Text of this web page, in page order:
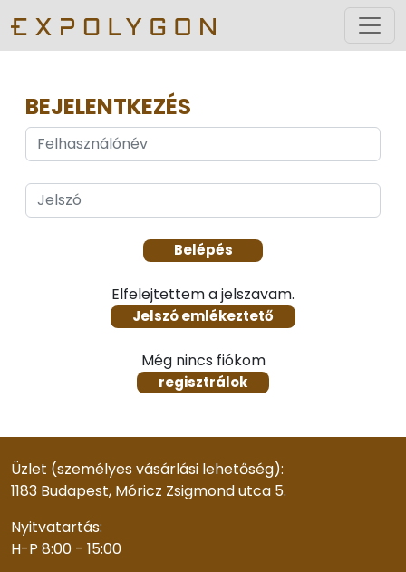
BEJELENTKEZÉS
Elfelejtettem a jelszavam.
Jelszó emlékeztető
Még nincs fiókom
regisztrálok
Üzlet (személyes vásárlási lehetőség):
1183 Budapest, Móricz Zsigmond utca 5.
Nyitvatartás:
H-P 8:00 - 15:00